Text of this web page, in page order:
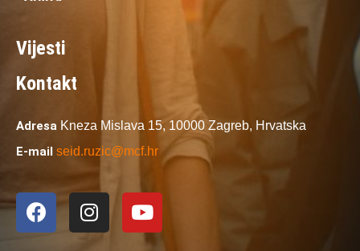
Vijesti
Kontakt
Adresa Kneza Mislava 15, 10000 Zagreb, Hrvatska
E-mail seid.ruzic@mcf.hr